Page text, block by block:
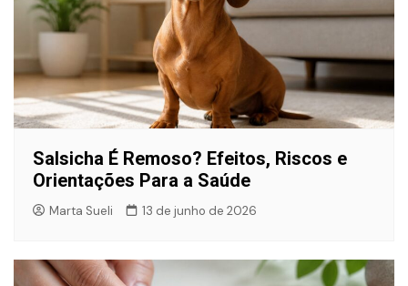
Salsicha É Remoso? Efeitos, Riscos e
Orientações Para a Saúde
Marta Sueli 13 de junho de 2026